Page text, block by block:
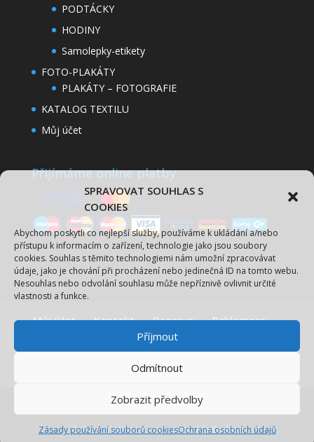
Spravovat Souhlas s
cookies
Abychom poskytli co nejlepší služby, používáme k ukládání a/nebo
přístupu k informacím o zařízení, technologie jako jsou soubory
cookies. Souhlas s těmito technologiemi nám umožní zpracovávat
údaje, jako je chování při procházení nebo jedinečná ID na tomto webu.
Nesouhlas nebo odvolání souhlasu může nepříznivě ovlivnit určité
vlastnosti a funkce.
Příjmout
Odmítnout
Zobrazit předvolby
Zásady používání souborů cookiesOchrana osobních údajů
PODTÁCKY
HODINY
Samolepky-etikety
FOTO-PLAKÁTY
PLAKÁTY – FOTOGRAFIE
KATALOG TEXTILU
Můj účet
Přijímáme online platby
Můj účet Kontakt Doprava
Reklamace
Obchodní podmínky
Ochrana osobních údajů
Zásady používání souborů cookies
© DarujFotku.cz / vytvořiloJduOnline